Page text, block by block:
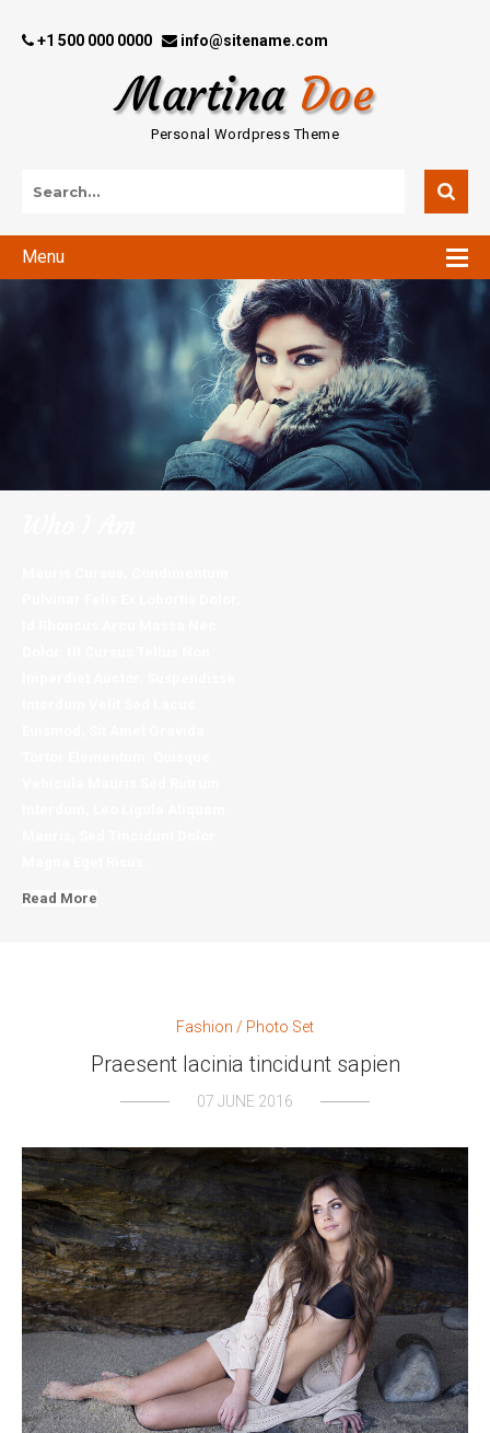
+1 500 000 0000 info@sitename.com
Personal Wordpress Theme
Menu
Read More
Fashion / Photo Set
Praesent lacinia tincidunt sapien
07 JUNE 2016